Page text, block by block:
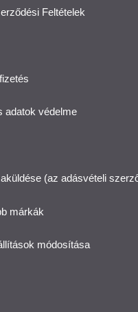
Feltételek
adatok védelme
(az adásvételi
márkák
módosítása